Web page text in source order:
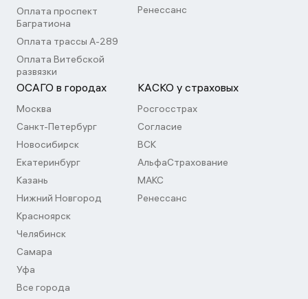
Оплата проспект
Багратиона
Оплата трассы А-289
Оплата Витебской
развязки
Ренессанс
ОСАГО в городах
Москва
Санкт-Петербург
Новосибирск
Екатеринбург
Казань
Нижний Новгород
Красноярск
Челябинск
Самара
Уфа
Все города
КАСКО у страховых
Росгосстрах
Согласие
ВСК
АльфаСтрахование
МАКС
Ренессанс